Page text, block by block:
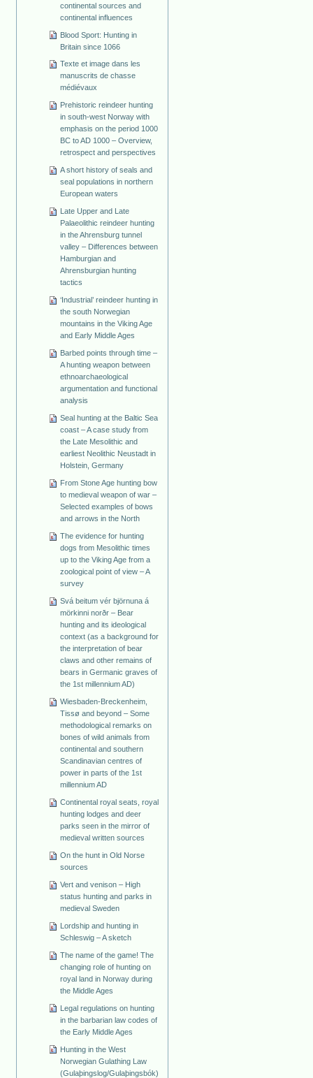
continental sources and
continental influences
Blood Sport: Hunting in
Britain since 1066
Texte et image dans les
manuscrits de chasse
médiévaux
Prehistoric reindeer hunting
in south-west Norway with
emphasis on the period 1000
BC to AD 1000 – Overview,
retrospect and perspectives
A short history of seals and
seal populations in northern
European waters
Late Upper and Late
Palaeolithic reindeer hunting
in the Ahrensburg tunnel
valley – Differences between
Hamburgian and
Ahrensburgian hunting
tactics
‘Industrial’ reindeer hunting in
the south Norwegian
mountains in the Viking Age
and Early Middle Ages
Barbed points through time –
A hunting weapon between
ethnoarchaeological
argumentation and functional
analysis
Seal hunting at the Baltic Sea
coast – A case study from
the Late Mesolithic and
earliest Neolithic Neustadt in
Holstein, Germany
From Stone Age hunting bow
to medieval weapon of war –
Selected examples of bows
and arrows in the North
The evidence for hunting
dogs from Mesolithic times
up to the Viking Age from a
zoological point of view – A
survey
Svá beitum vér björnuna á
mörkinni norðr – Bear
hunting and its ideological
context (as a background for
the interpretation of bear
claws and other remains of
bears in Germanic graves of
the 1st millennium AD)
Wiesbaden-Breckenheim,
Tissø and beyond – Some
methodological remarks on
bones of wild animals from
continental and southern
Scandinavian centres of
power in parts of the 1st
millennium AD
Continental royal seats, royal
hunting lodges and deer
parks seen in the mirror of
medieval written sources
On the hunt in Old Norse
sources
Vert and venison – High
status hunting and parks in
medieval Sweden
Lordship and hunting in
Schleswig – A sketch
The name of the game! The
changing role of hunting on
royal land in Norway during
the Middle Ages
Legal regulations on hunting
in the barbarian law codes of
the Early Middle Ages
Hunting in the West
Norwegian Gulathing Law
(Gulaþingslog/Gulaþingsbók)